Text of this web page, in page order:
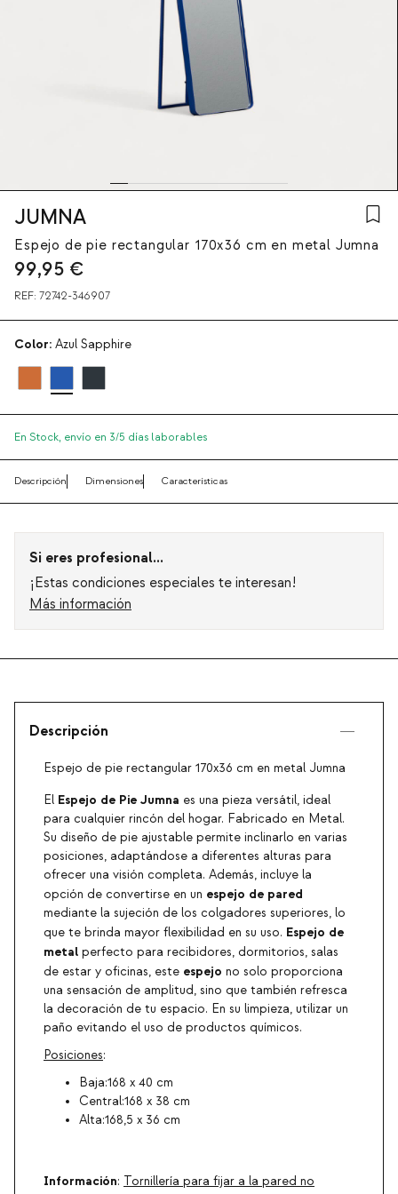
JUMNA
Espejo de pie rectangular 170x36 cm en metal Jumna
99,95 €
REF: 72742-346907
Color: Azul Sapphire
En Stock, envío en 3/5 días laborables
Descripción Dimensiones Características
Si eres profesional...
¡Estas condiciones especiales te interesan!
Más información
Descripción
Espejo de pie rectangular 170x36 cm en metal Jumna
El Espejo de Pie Jumna es una pieza versátil, ideal
para cualquier rincón del hogar. Fabricado en Metal.
Su diseño de pie ajustable permite inclinarlo en varias
posiciones, adaptándose a diferentes alturas para
ofrecer una visión completa. Además, incluye la
opción de convertirse en un espejo de pared
mediante la sujeción de los colgadores superiores, lo
que te brinda mayor flexibilidad en su uso. Espejo de
metal perfecto para recibidores, dormitorios, salas
de estar y oficinas, este espejo no solo proporciona
una sensación de amplitud, sino que también refresca
la decoración de tu espacio. En su limpieza, utilizar un
paño evitando el uso de productos químicos.
Posiciones:
Baja:168 x 40 cm
Central:168 x 38 cm
Alta:168,5 x 36 cm
Información: Tornillería para fijar a la pared no